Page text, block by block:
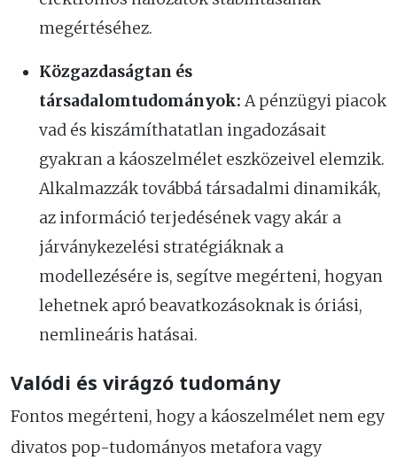
megértéséhez.
Közgazdaságtan és
társadalomtudományok: A pénzügyi piacok
vad és kiszámíthatatlan ingadozásait
gyakran a káoszelmélet eszközeivel elemzik.
Alkalmazzák továbbá társadalmi dinamikák,
az információ terjedésének vagy akár a
járványkezelési stratégiáknak a
modellezésére is, segítve megérteni, hogyan
lehetnek apró beavatkozásoknak is óriási,
nemlineáris hatásai.
Valódi és virágzó tudomány
Fontos megérteni, hogy a káoszelmélet nem egy
divatos pop-tudományos metafora vagy